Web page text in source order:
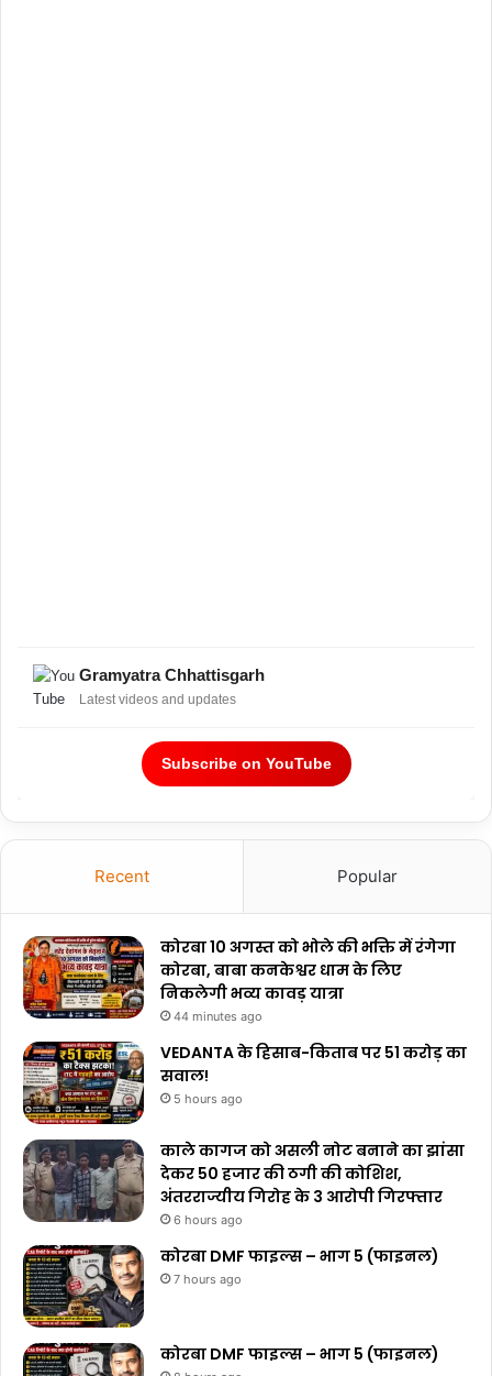
Gramyatra Chhattisgarh
Latest videos and updates
Subscribe on YouTube
Recent Popular
कोरबा 10 अगस्त को भोले की भक्ति में रंगेगा
कोरबा, बाबा कनकेश्वर धाम के लिए
निकलेगी भव्य कावड़ यात्रा
44 minutes ago
VEDANTA के हिसाब-किताब पर ₹51 करोड़ का
सवाल!
5 hours ago
काले कागज को असली नोट बनाने का झांसा
देकर 50 हजार की ठगी की कोशिश,
अंतरराज्यीय गिरोह के 3 आरोपी गिरफ्तार
6 hours ago
कोरबा DMF फाइल्स – भाग 5 (फाइनल)
7 hours ago
कोरबा DMF फाइल्स – भाग 5 (फाइनल)